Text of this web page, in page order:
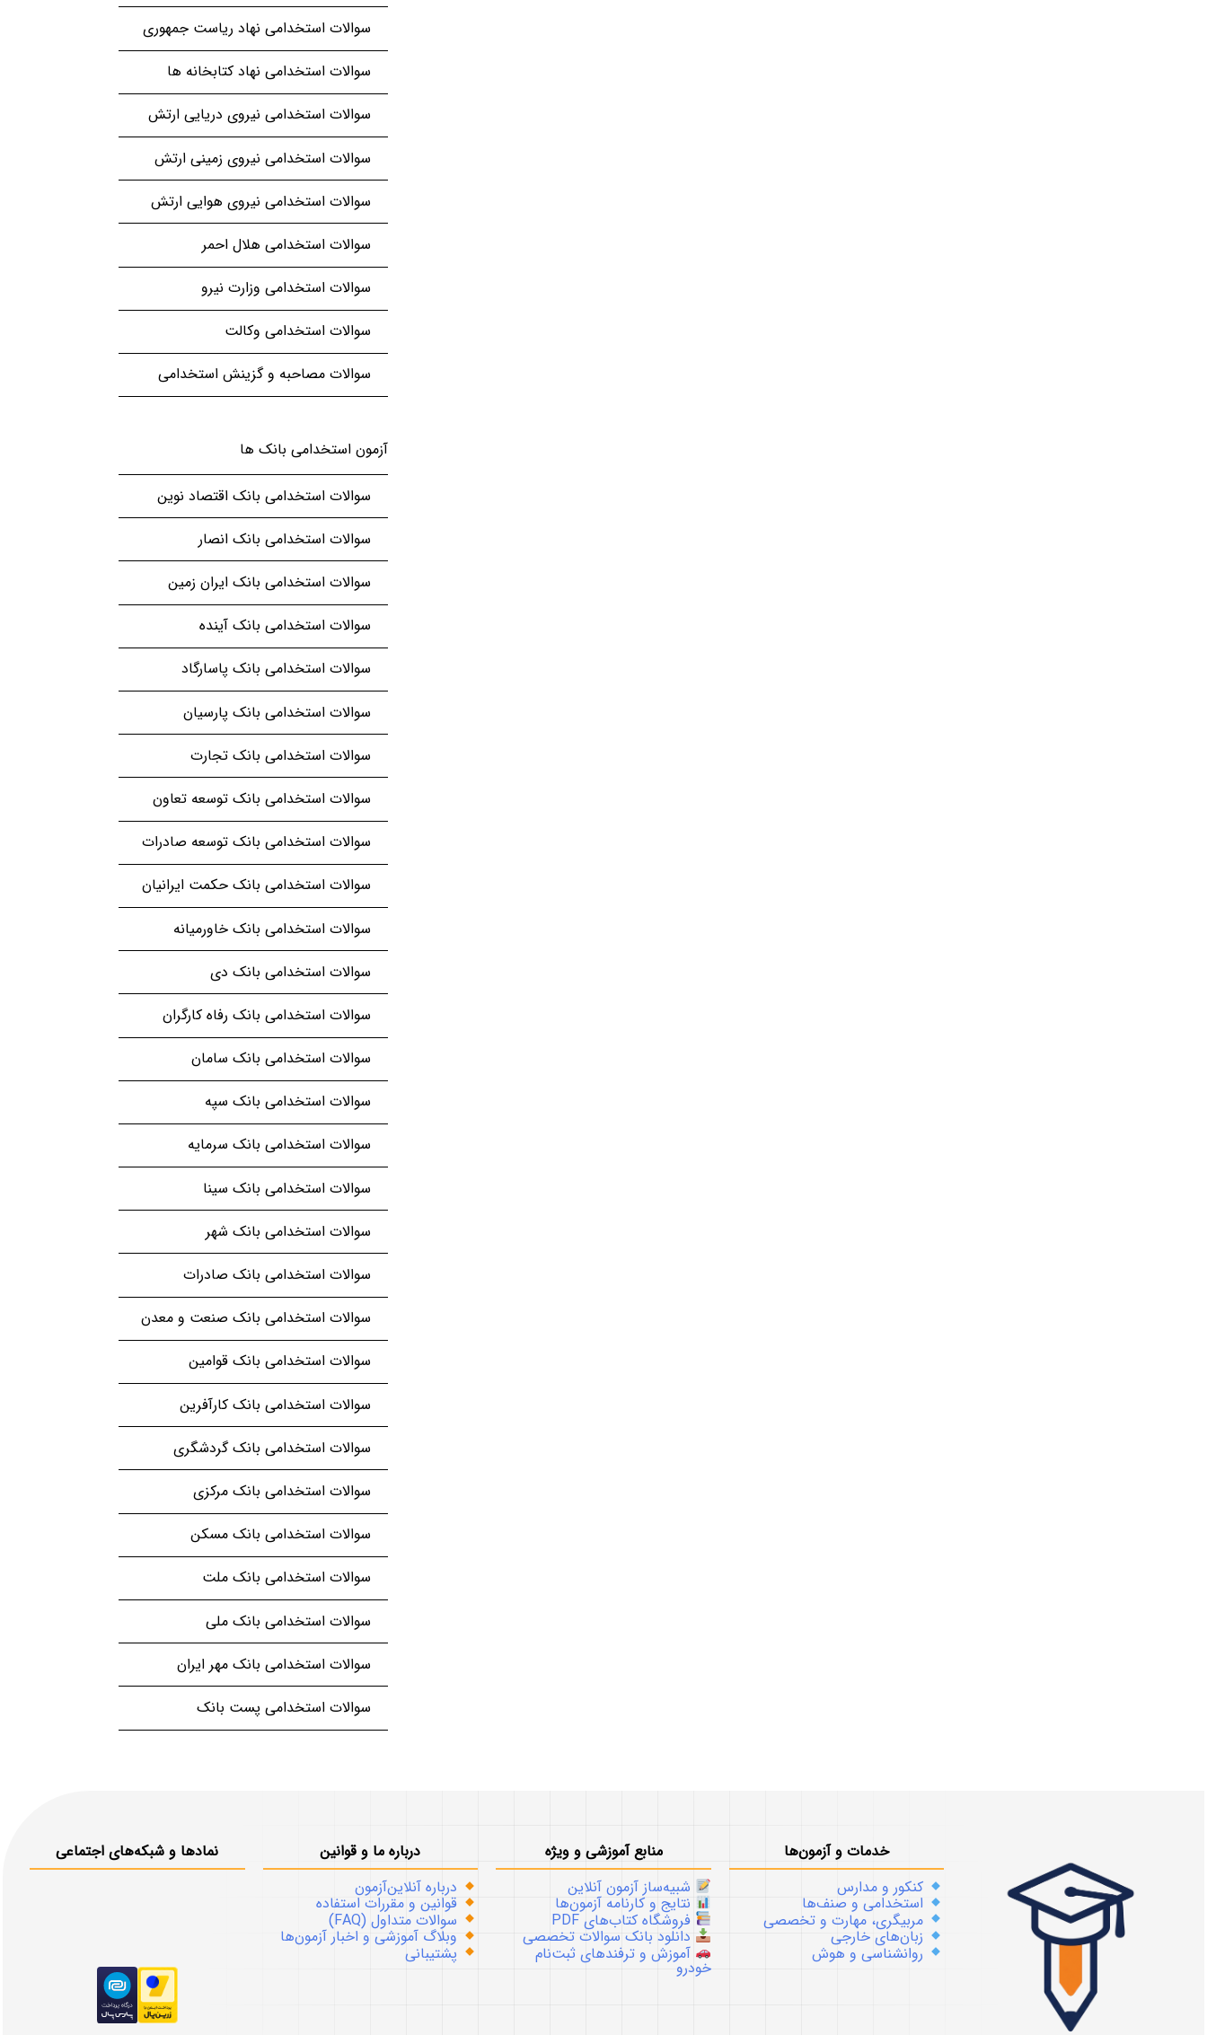
سوالات استخدامی نهاد ریاست جمهوری
سوالات استخدامی نهاد کتابخانه ها
سوالات استخدامی نیروی دریایی ارتش
سوالات استخدامی نیروی زمینی ارتش
سوالات استخدامی نیروی هوایی ارتش
سوالات استخدامی هلال احمر
سوالات استخدامی وزارت نیرو
سوالات استخدامی وکالت
سوالات مصاحبه و گزینش استخدامی
آزمون استخدامی بانک ها
سوالات استخدامی بانک اقتصاد نوین
سوالات استخدامی بانک انصار
سوالات استخدامی بانک ایران زمین
سوالات استخدامی بانک آینده
سوالات استخدامی بانک پاسارگاد
سوالات استخدامی بانک پارسیان
سوالات استخدامی بانک تجارت
سوالات استخدامی بانک توسعه تعاون
سوالات استخدامی بانک توسعه صادرات
سوالات استخدامی بانک حکمت ایرانیان
سوالات استخدامی بانک خاورمیانه
سوالات استخدامی بانک دی
سوالات استخدامی بانک رفاه کارگران
سوالات استخدامی بانک سامان
سوالات استخدامی بانک سپه
سوالات استخدامی بانک سرمایه
سوالات استخدامی بانک سینا
سوالات استخدامی بانک شهر
سوالات استخدامی بانک صادرات
سوالات استخدامی بانک صنعت و معدن
سوالات استخدامی بانک قوامین
سوالات استخدامی بانک کارآفرین
سوالات استخدامی بانک گردشگری
سوالات استخدامی بانک مرکزی
سوالات استخدامی بانک مسکن
سوالات استخدامی بانک ملت
سوالات استخدامی بانک ملی
سوالات استخدامی بانک مهر ایران
سوالات استخدامی پست بانک
خدمات و آزمون‌ها
کنکور و مدارس
استخدامی و صنف‌ها
مربیگری، مهارت و تخصصی
زبان‌های خارجی
روانشناسی و هوش
منابع آموزشی و ویژه
شبیه‌ساز آزمون آنلاین
نتایج و کارنامه آزمون‌ها
فروشگاه کتاب‌های PDF
دانلود بانک سوالات تخصصی
آموزش و ترفندهای ثبت‌نام
خودرو
درباره ما و قوانین
درباره آنلاین‌آزمون
قوانین و مقررات استفاده
سوالات متداول (FAQ)
وبلاگ آموزشی و اخبار آزمون‌ها
پشتیبانی
نمادها و شبکه‌های اجتماعی